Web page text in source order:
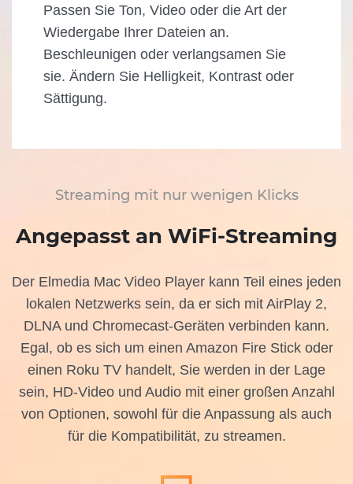
Passen Sie Ton, Video oder die Art der
Wiedergabe Ihrer Dateien an.
Beschleunigen oder verlangsamen Sie
sie. Ändern Sie Helligkeit, Kontrast oder
Sättigung.
Streaming mit nur wenigen Klicks
Angepasst an WiFi-Streaming
Der Elmedia Mac Video Player kann Teil eines jeden
lokalen Netzwerks sein, da er sich mit AirPlay 2,
DLNA und Chromecast-Geräten verbinden kann.
Egal, ob es sich um einen Amazon Fire Stick oder
einen Roku TV handelt, Sie werden in der Lage
sein, HD-Video und Audio mit einer großen Anzahl
von Optionen, sowohl für die Anpassung als auch
für die Kompatibilität, zu streamen.